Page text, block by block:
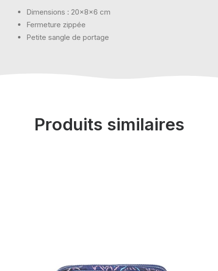
Dimensions : 20x8x6 cm
Fermeture zippée
Petite sangle de portage
Produits similaires